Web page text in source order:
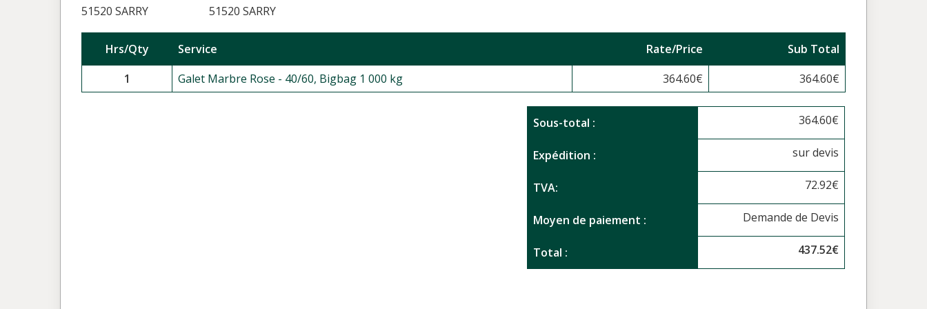
51520 SARRY
51520 SARRY
Hrs/Qty Service Rate/Price
Sub Total
1
Galet Marbre Rose - 40/60, Bigbag 1 000 kg 364.60€ 364.60€
Sous-total : 364.60€
Expédition : sur devis
TVA: 72.92€
Moyen de paiement : Demande de Devis
Total : 437.52€